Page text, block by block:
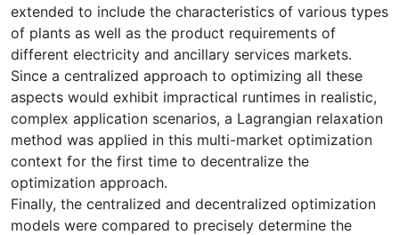
extended to include the characteristics of various types
of plants as well as the product requirements of
different electricity and ancillary services markets.
Since a centralized approach to optimizing all these
aspects would exhibit impractical runtimes in realistic,
complex application scenarios, a Lagrangian relaxation
method was applied in this multi-market optimization
context for the first time to decentralize the
optimization approach.
Finally, the centralized and decentralized optimization
models were compared to precisely determine the